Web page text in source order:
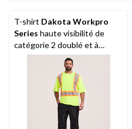
T-shirt Dakota Workpro
Series haute visibilité de
catégorie 2 doublé et à
manches courtes, pour